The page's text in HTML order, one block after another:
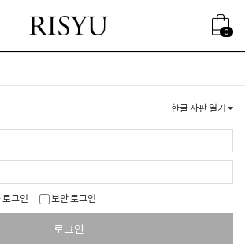
0
한글 자판 열기
로그인 보안 로그인
로그인